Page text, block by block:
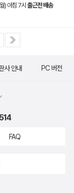
) 아침 7시 출근전 배송
사 안내 PC 버전
FAQ